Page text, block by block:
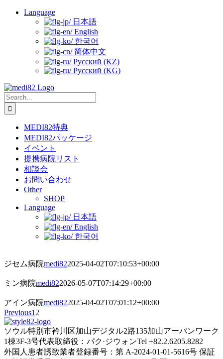
Skip
Language
日本語
English
한국어
简体中文
Русский (KZ)
Русский (KG)
Search
for:
MEDI82特典
MEDI82パッケージ
イベント
提携病院リスト
相談会
お問い合わせ
Other
SHOP
Language
日本語
English
한국어
ジセム病院medi822025-04-02T07:10:53+00:00
ミン病院medi822026-05-07T07:14:29+00:00
アイン病院medi822025-04-02T07:01:12+00:00
Previous1 2
ソウル特別市衿川区加山デジタル2路135加山アーバンワーク
1棟3F-3号代表取締役：パク·ジウォンTel +82.2.6205.8282
外国人患者誘致業者登録番号：第 A-2024-01-01-5616号 保証